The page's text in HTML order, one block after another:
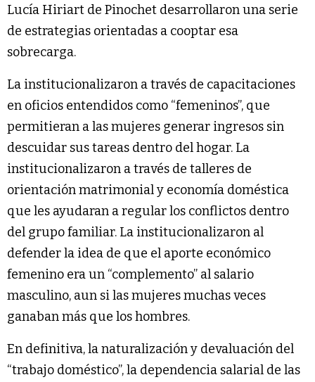
Lucía Hiriart de Pinochet desarrollaron una serie
de estrategias orientadas a cooptar esa
sobrecarga.
La institucionalizaron a través de capacitaciones
en oficios entendidos como “femeninos”, que
permitieran a las mujeres generar ingresos sin
descuidar sus tareas dentro del hogar. La
institucionalizaron a través de talleres de
orientación matrimonial y economía doméstica
que les ayudaran a regular los conflictos dentro
del grupo familiar. La institucionalizaron al
defender la idea de que el aporte económico
femenino era un “complemento” al salario
masculino, aun si las mujeres muchas veces
ganaban más que los hombres.
En definitiva, la naturalización y devaluación del
“trabajo doméstico”, la dependencia salarial de las